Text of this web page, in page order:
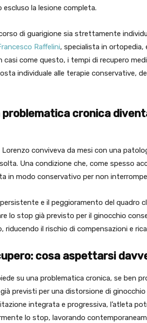
la lesione completa.
di guarigione sia strettamente
Raffelini, specialista in
casi come questo, i tempi di recupero
individuale alle terapie conservative,
problematica cronica
Lorenzo conviveva da mesi con una
Una condizione che, come spesso
in modo conservativo per non
e il peggioramento del quadro
lo stop già previsto per il ginocchio
il rischio di compensazioni e
cosa aspettarsi
su una problematica cronica, se ben
previsti per una distorsione di
integrata e progressiva, l’atleta
lo stop, lavorando